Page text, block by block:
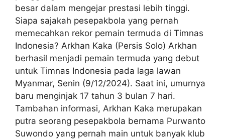
besar dalam mengejar prestasi lebih tinggi.
Siapa sajakah pesepakbola yang pernah
memecahkan rekor pemain termuda di Timnas
Indonesia? Arkhan Kaka (Persis Solo) Arkhan
berhasil menjadi pemain termuda yang debut
untuk Timnas Indonesia pada laga lawan
Myanmar, Senin (9/12/2024). Saat ini, umurnya
baru menginjak 17 tahun 3 bulan 7 hari.
Tambahan informasi, Arkhan Kaka merupakan
putra seorang pesepakbola bernama Purwanto
Suwondo yang pernah main untuk banyak klub